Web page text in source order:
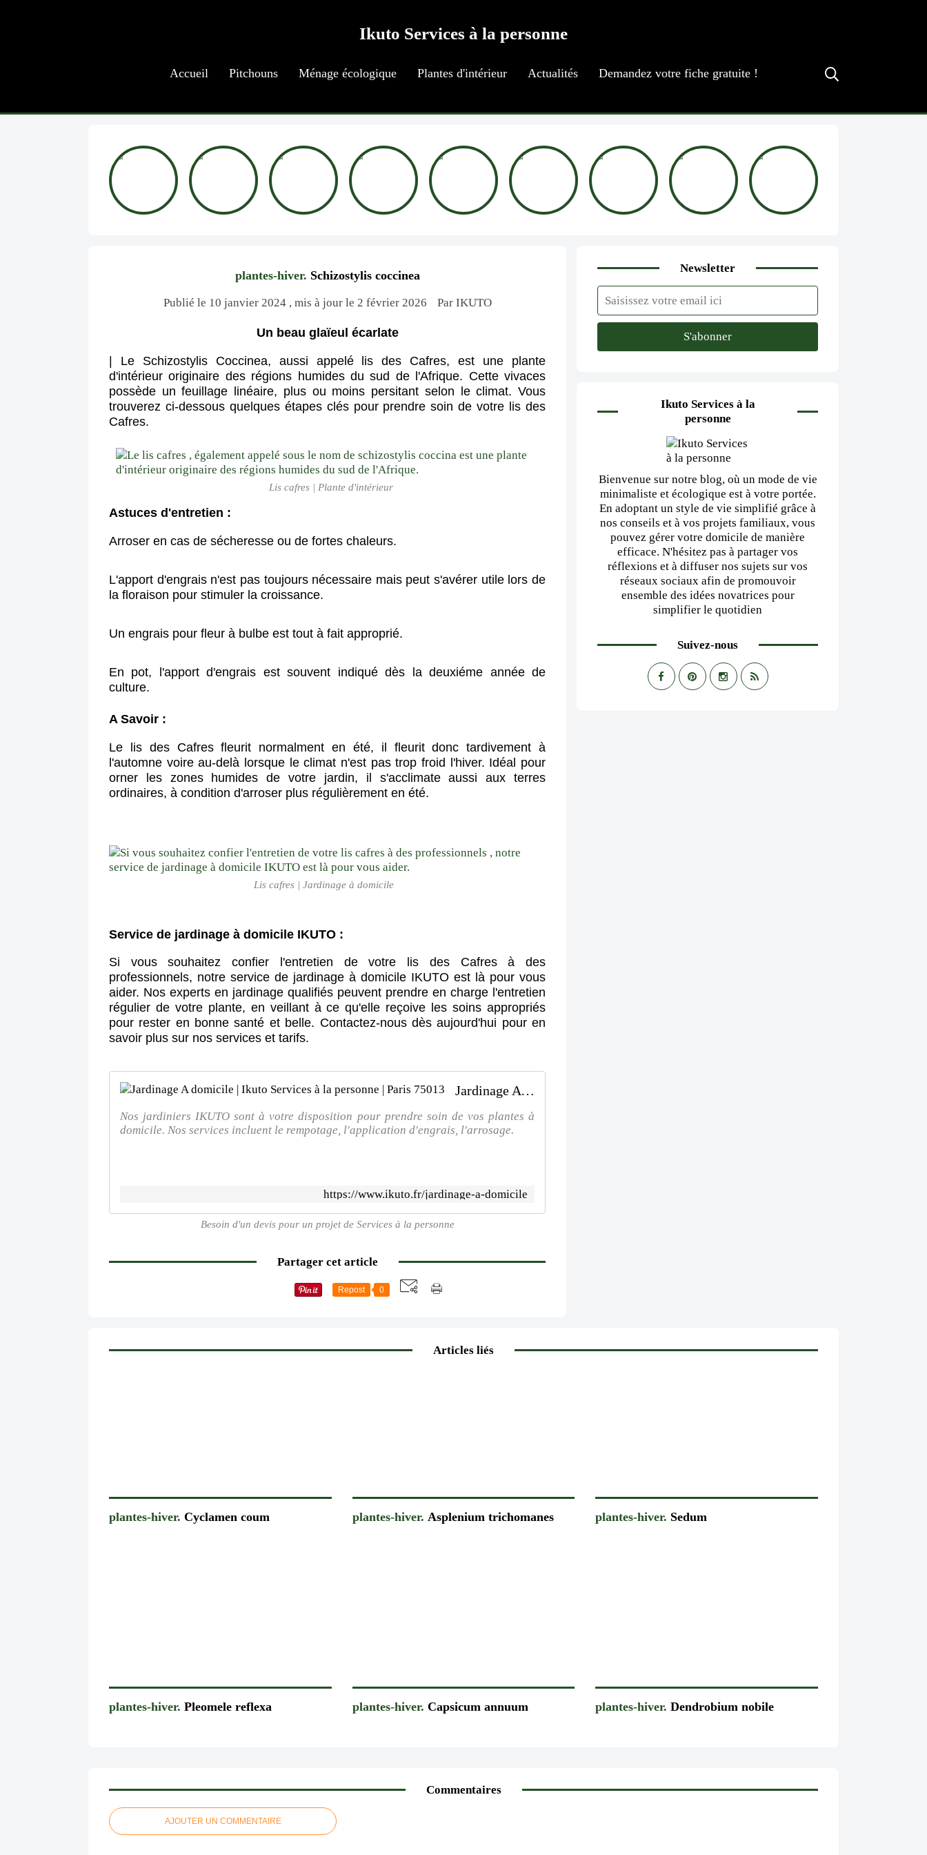
Ikuto Services à la personne
Accueil Pitchouns Ménage écologique Plantes d'intérieur Actualités Demandez votre fiche gratuite !
plantes-hiver. Schizostylis coccinea
Publié le 10 janvier 2024 , mis à jour le 2 février 2026 Par IKUTO
Un beau glaïeul écarlate
| Le Schizostylis Coccinea, aussi appelélis des Cafres, est une plante
d'intérieur originaire des régions humides du sud de l'Afrique. Cette vivaces
possède un feuillage linéaire, plus ou moins persitant selon le climat. Vous
trouverez ci-dessous quelques étapes clés pour prendre soin de votre lis des
Cafres.
Lis cafres | Plante d'intérieur
Astuces d'entretien :
Arroser en cas de sécheresse ou de fortes chaleurs.
L'apport d'engrais n'est pas toujours nécessaire mais peut s'avérer utile lors de
la floraison pour stimuler la croissance.
Un engrais pour fleur à bulbe est tout à fait approprié.
En pot, l'apport d'engrais est souvent indiqué dès la deuxiéme année de
culture.
A Savoir :
Le lis des Cafres fleurit normalment en été, il fleurit donc tardivement à
l'automne voire au-delà lorsque le climat n'est pas trop froid l'hiver. Idéal pour
orner les zones humides de votre jardin, il s'acclimate aussi aux terres
ordinaires, à condition d'arroser plus régulièrement en été.
Lis cafres | Jardinage à domicile
Service de jardinage à domicile IKUTO :
Si vous souhaitez confier l'entretien de votre lis des Cafres à des
professionnels, notre service de jardinage à domicile IKUTO est là pour vous
aider. Nos experts en jardinage qualifiés peuvent prendre en charge l'entretien
régulier de votre plante, en veillant à ce qu'elle reçoive les soins appropriés
pour rester en bonne santé et belle. Contactez-nous dès aujourd'hui pour en
savoir plus sur nos services et tarifs.
Jardinage A domicile | Ikuto Services à la personne | Paris 75013
Nos jardiniers IKUTO sont à votre disposition pour prendre soin de vos plantes à
domicile. Nos services incluent le rempotage, l'application d'engrais, l'arrosage.
https://www.ikuto.fr/jardinage-a-domicile
Besoin d'un devis pour un projet de Services à la personne
Partager cet article
Repost 0
Newsletter
Ikuto Services à la
personne
Bienvenue sur notre blog, où un mode de vie
minimaliste et écologique est à votre portée.
En adoptant un style de vie simplifié grâce à
nos conseils et à vos projets familiaux, vous
pouvez gérer votre domicile de manière
efficace. N'hésitez pas à partager vos
réflexions et à diffuser nos sujets sur vos
réseaux sociaux afin de promouvoir
ensemble des idées novatrices pour
simplifier le quotidien
Suivez-nous
Articles liés
plantes-hiver. Cyclamen coum plantes-hiver. Asplenium trichomanes plantes-hiver. Sedum
plantes-hiver. Pleomele reflexa plantes-hiver. Capsicum annuum plantes-hiver. Dendrobium nobile
Commentaires
AJOUTER UN COMMENTAIRE